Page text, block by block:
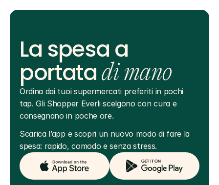
La spesa a
portatadi mano
Ordina dai tuoi supermercati preferiti in pochi
tap. Gli Shopper Everli scelgono con cura e
consegnano in poche ore.
Scarica l’app e scopri un nuovo modo di fare la
spesa: rapido, comodo e senza stress.